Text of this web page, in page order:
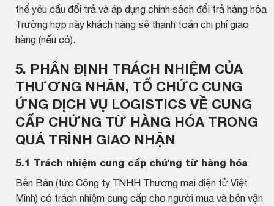
thể yêu cầu đổi trả và áp dụng chính sách đổi trả hàng hóa.
Trường hợp này khách hàng sẽ thanh toán chi phí giao
hàng (nếu có).
5. PHÂN ĐỊNH TRÁCH NHIỆM CỦA
THƯƠNG NHÂN, TỔ CHỨC CUNG
ỨNG DỊCH VỤ LOGISTICS VỀ CUNG
CẤP CHỨNG TỪ HÀNG HÓA TRONG
QUÁ TRÌNH GIAO NHẬN
5.1 Trách nhiệm cung cấp chứng từ hàng hóa
Bên Bán (tức Công ty TNHH Thương mại điện tử Việt
Minh) có trách nhiệm cung cấp cho người mua và bên vận